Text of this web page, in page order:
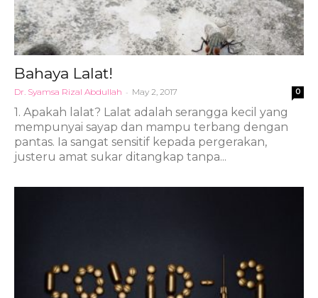
Bahaya Lalat!
Dr. Syamsa Rizal Abdullah - May 2, 2017 0
1. Apakah lalat? Lalat adalah serangga kecil yang
mempunyai sayap dan mampu terbang dengan
pantas. Ia sangat sensitif kepada pergerakan,
justeru amat sukar ditangkap tanpa...